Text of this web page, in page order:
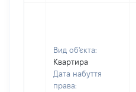
Вид об'єкта:
Квартира
Дата набуття
права: